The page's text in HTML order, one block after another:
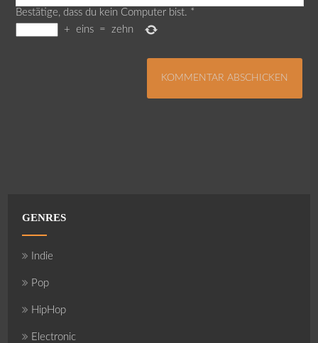
Bestätige, dass du kein Computer bist. *
+ eins = zehn
GENRES
Indie
Pop
HipHop
Electronic